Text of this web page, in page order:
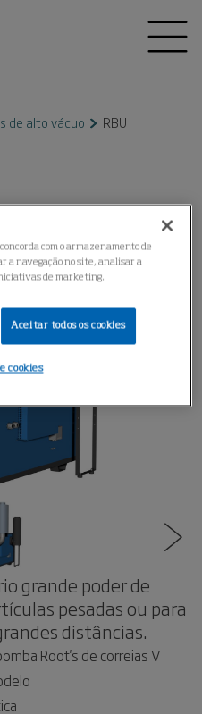
de alto vácuo
RBU
grande poder de
pesadas ou para
distâncias.
Root's de correias V
com o armazenamento de
a navegação no site, analisar a
de marketing.
Aceitar todos os cookies
cookies